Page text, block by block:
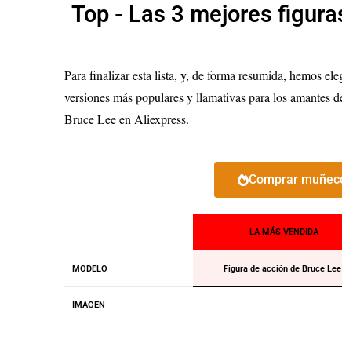
Top - Las 3 mejores
Para finalizar esta lista, y, de forma resumida, hemos
versiones más populares y llamativas para los amantes
Bruce Lee en Aliexpress.
Comprar
LA MÁS VENDIDA
MODELO Figura de acción de Bruce Lee
IMAGEN